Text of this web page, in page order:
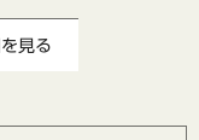
見る